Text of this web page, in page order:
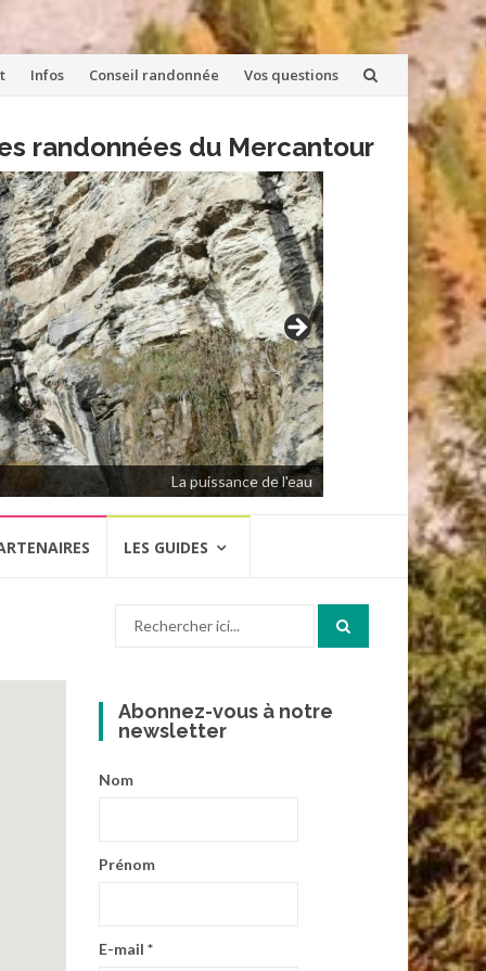
Infos Conseil randonnée Vos questions
randonnées du Mercantour
La puissance de l'eau
LES GUIDES
Abonnez-vous à notre
newsletter
Nom
Prénom
E-mail *